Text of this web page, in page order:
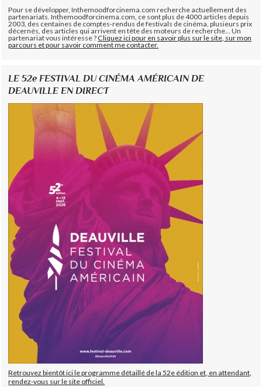
Pour se développer, Inthemoodforcinema.com recherche actuellement des
partenariats. Inthemoodforcinema.com, ce sont plus de 4000 articles depuis
2003, des centaines de comptes-rendus de festivals de cinéma, plusieurs prix
décernés, des articles qui arrivent en tête des moteurs de recherche... Un
partenariat vous intéresse ?Cliquez ici pour en savoir plus sur le site, sur mon
parcours et pour savoir comment me contacter.
LE 52e FESTIVAL DU CINÉMA AMÉRICAIN DE
DEAUVILLE EN DIRECT
Retrouvez bientôt ici le programme détaillé de la 52e édition et, en attendant,
rendez-vous sur le site officiel.